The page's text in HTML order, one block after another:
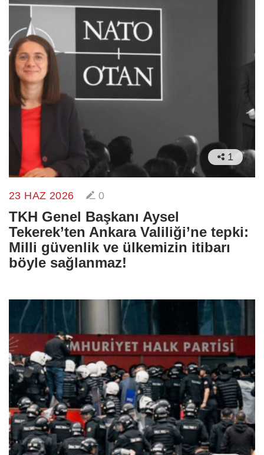
1
23 HAZ 2026 0
TKH Genel Başkanı Aysel
Tekerek’ten Ankara Valiliği’ne tepki:
Milli güvenlik ve ülkemizin itibarı
böyle sağlanmaz!